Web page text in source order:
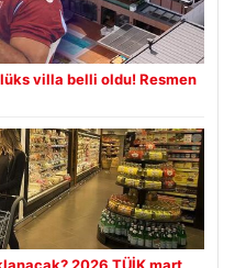
lüks villa belli oldu! Resmen
2026 TÜİK mart